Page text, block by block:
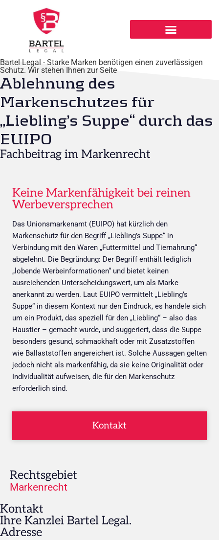
Bartel Legal - Starke Marken benötigen einen zuverlässigen
Schutz. Wir stehen Ihnen zur Seite
Ablehnung des
Markenschutzes für
„Liebling’s Suppe“ durch das
EUIPO
Fachbeitrag im Markenrecht
Keine Markenfähigkeit bei reinen
Werbeversprechen
Das Unionsmarkenamt (EUIPO) hat kürzlich den
Markenschutz für den Begriff „Liebling’s Suppe“ in
Verbindung mit den Waren „Futtermittel und Tiernahrung“
abgelehnt. Die Begründung: Der Begriff enthält lediglich
„lobende Werbeinformationen“ und bietet keinen
ausreichenden Unterscheidungswert, um als Marke
anerkannt zu werden. Laut EUIPO vermittelt „Liebling’s
Suppe“ in diesem Kontext nur den Eindruck, es handele sich
um ein Produkt, das speziell für den „Liebling“ – also das
Haustier – gemacht wurde, und suggeriert, dass die Suppe
besonders gesund, schmackhaft oder mit Zusatzstoffen
wie Ballaststoffen angereichert ist. Solche Aussagen gelten
jedoch nicht als markenfähig, da sie keine Originalität oder
Individualität aufweisen, die für den Markenschutz
erforderlich sind.
Kontakt
Rechtsgebiet
Markenrecht
Kontakt
Ihre Kanzlei Bartel Legal.
Adresse